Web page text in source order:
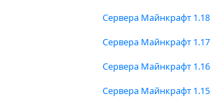
Сервера Майнкрафт 1.18
Сервера Майнкрафт 1.17
Сервера Майнкрафт 1.16
Сервера Майнкрафт 1.15